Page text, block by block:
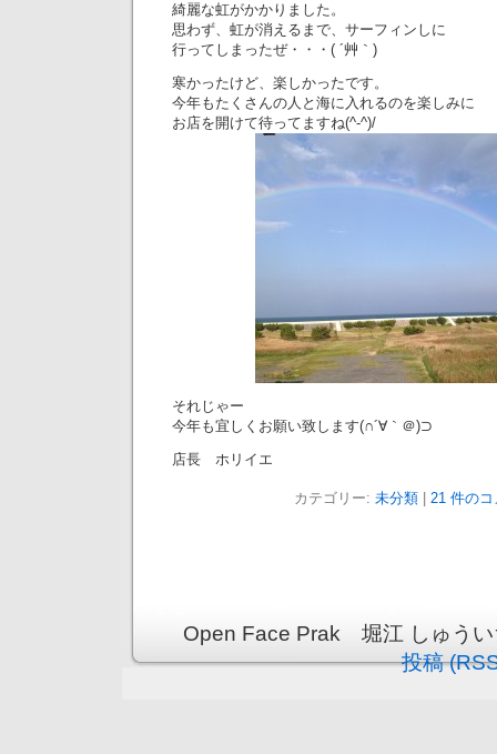
綺麗な虹がかかりました。
思わず、虹が消えるまで、サーフィンしに
行ってしまったぜ・・・( ´艸｀)
寒かったけど、楽しかったです。
今年もたくさんの人と海に入れるのを楽しみに
お店を開けて待ってますね(^-^)/
それじゃー
今年も宜しくお願い致します(∩´∀｀＠)⊃
店長 ホリイエ
カテゴリー: 未分類 21 件の
Open Face Prak 堀江 しゅう
投稿